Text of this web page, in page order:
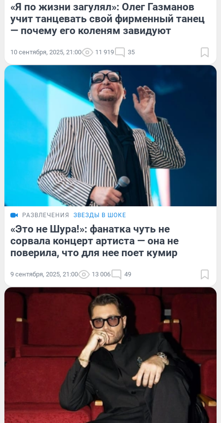
«Я по жизни загулял»: Олег Газманов
учит танцевать свой фирменный танец
— почему его коленям завидуют
10 сентября, 2025, 21:00 11 919 35
РАЗВЛЕЧЕНИЯ ЗВЕЗДЫ В ШОКЕ
«Это не Шура!»: фанатка чуть не
сорвала концерт артиста — она не
поверила, что для нее поет кумир
9 сентября, 2025, 21:00 13 006 49